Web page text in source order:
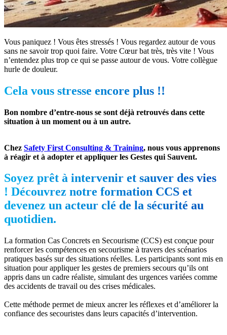
Vous paniquez ! Vous êtes stressés ! Vous regardez autour de vous
sans ne savoir trop quoi faire. Votre Cœur bat très, très vite ! Vous
n’entendez plus trop ce qui se passe autour de vous. Votre collègue
hurle de douleur.
Cela vous stresse encore plus !!
Bon nombre d’entre-nous se sont déjà retrouvés dans cette
situation à un moment ou à un autre.
Chez Safety First Consulting & Training, nous vous apprenons
à réagir et à adopter et appliquer les Gestes qui Sauvent.
Soyez prêt à intervenir et sauver des vies
! Découvrez notre formation CCS et
devenez un acteur clé de la sécurité au
quotidien.
La formation Cas Concrets en Secourisme (CCS) est conçue pour
renforcer les compétences en secourisme à travers des scénarios
pratiques basés sur des situations réelles. Les participants sont mis en
situation pour appliquer les gestes de premiers secours qu’ils ont
appris dans un cadre réaliste, simulant des urgences variées comme
des accidents de travail ou des crises médicales.
Cette méthode permet de mieux ancrer les réflexes et d’améliorer la
confiance des secouristes dans leurs capacités d’intervention.